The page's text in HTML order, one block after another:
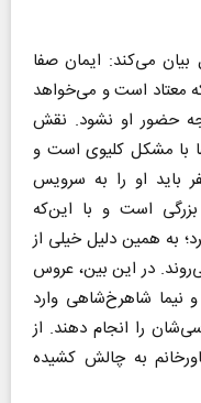
می‌کند: ایمان صفا
معتاد است و می‌خواهد
حضور او نشود. نقش
با مشکل کلیوی است و
باید او را به سرویس
بزرگی است و با این‌که
به همین دلیل خیلی از
در این بین، عروس
نیما شاهرخ‌شاهی وارد
را انجام دهند. از
به چالش کشیده